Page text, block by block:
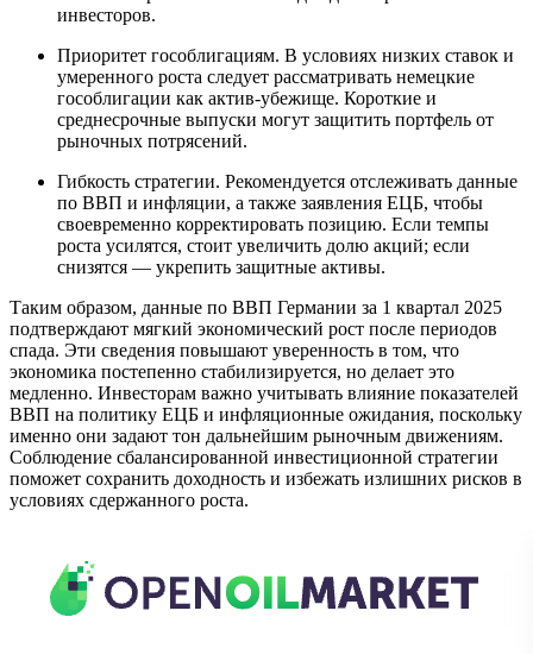
инвесторов.
Приоритет гособлигациям. В условиях низких ставок и
умеренного роста следует рассматривать немецкие
гособлигации как актив-убежище. Короткие и
среднесрочные выпуски могут защитить портфель от
рыночных потрясений.
Гибкость стратегии. Рекомендуется отслеживать данные
по ВВП и инфляции, а также заявления ЕЦБ, чтобы
своевременно корректировать позицию. Если темпы
роста усилятся, стоит увеличить долю акций; если
снизятся — укрепить защитные активы.
Таким образом, данные по ВВП Германии за 1 квартал 2025
подтверждают мягкий экономический рост после периодов
спада. Эти сведения повышают уверенность в том, что
экономика постепенно стабилизируется, но делает это
медленно. Инвесторам важно учитывать влияние показателей
ВВП на политику ЕЦБ и инфляционные ожидания, поскольку
именно они задают тон дальнейшим рыночным движениям.
Соблюдение сбалансированной инвестиционной стратегии
поможет сохранить доходность и избежать излишних рисков в
условиях сдержанного роста.